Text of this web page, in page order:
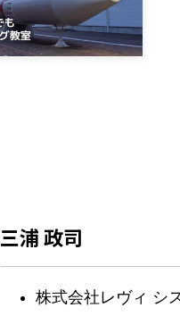
三浦 政司
株式会社レヴィ シ